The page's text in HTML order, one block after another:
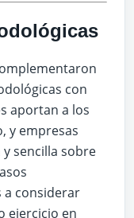
con
aportan a los
y empresas
sencilla sobre
considerar
ejercicio en